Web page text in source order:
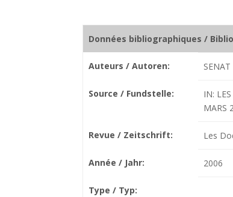
Données bibliographiques /
Auteurs / Autoren:
Source / Fundstelle:
IN:
MARS
Revue / Zeitschrift: Les
Année / Jahr: 2006
Type / Typ: